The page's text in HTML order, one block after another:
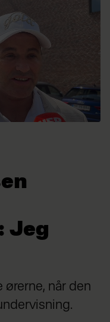
Jeg
ørerne, når den